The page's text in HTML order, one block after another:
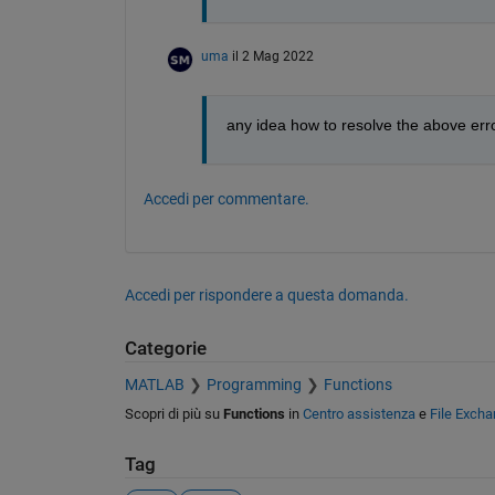
uma il 2 Mag 2022
any idea how to resolve the above
Accedi per commentare.
Accedi per rispondere a questa domanda.
Categorie
MATLAB Programming Functions
Scopri di più su Functions in Centro assistenza e File
Tag